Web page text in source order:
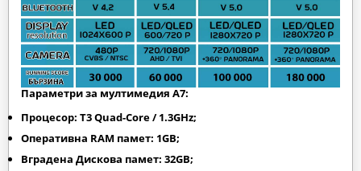
Параметри за мултимедия A7:
Процесор: T3 Quad-Core / 1.3GHz;
Оперативна RAM памет: 1GB;
Вградена Дискова памет: 32GB;